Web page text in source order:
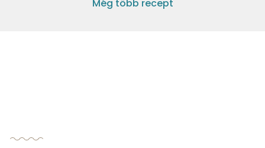
Még több recept